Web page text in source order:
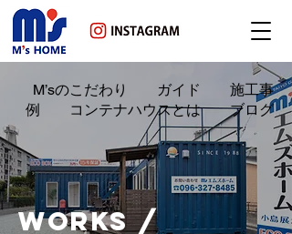
M’sのこだわり ガイド 施工事
例 コンテナハウスとは ブログ
WORKS /